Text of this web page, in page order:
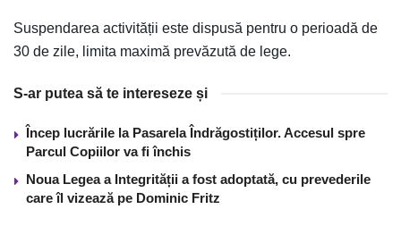
Suspendarea activității este dispusă pentru o perioadă de
30 de zile, limita maximă prevăzută de lege.
S-ar putea să te intereseze și
Încep lucrările la Pasarela Îndrăgostiților. Accesul spre
Parcul Copiilor va fi închis
Noua Legea a Integrității a fost adoptată, cu prevederile
care îl vizează pe Dominic Fritz